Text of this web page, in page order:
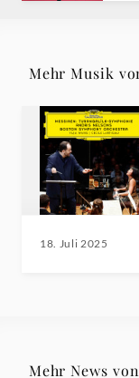
Mehr Musik
18. Juli 2025
Mehr News